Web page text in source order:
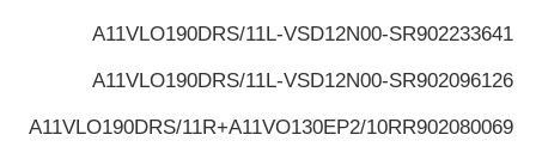
R902233641
A11VLO190DRS/11L-VSD12N00-S
R902096126
A11VLO190DRS/11L-VSD12N00-S
R902080069
A11VLO190DRS/11R+A11VO130EP2/10R